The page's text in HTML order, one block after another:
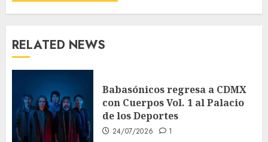
RELATED NEWS
Babasónicos regresa a CDMX
con Cuerpos Vol. 1 al Palacio
de los Deportes
24/07/2026 1